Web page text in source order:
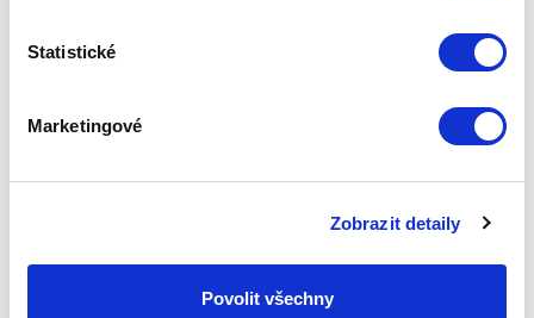
Statistické
Marketingové
Zobrazit detaily
Povolit všechny
nádobí ani na horké povrchy, nevystavujte ho
vysokým teplotám. Na plastové části se vztahuje
nevystavujte vysokým teplotám. Zepter poskytuje
záruku na pozlacené části všech svých výrobků. Tato
vzniklé při běžném používání, které nemají vliv na
nesprávným používáním výrobku. Pro uplatnění záruky
proto si doklad pečlivě uschovejte.